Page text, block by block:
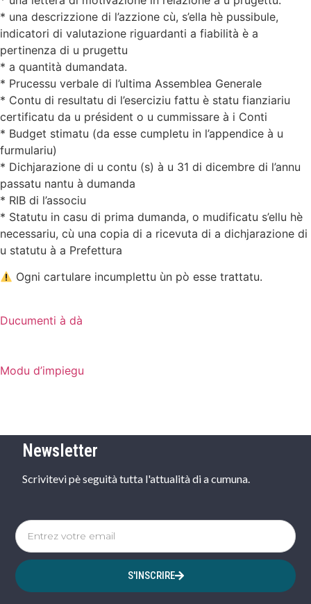
* una descrizzione di l’azzione cù, s’ella hè pussibule,
indicatori di valutazione riguardanti a fiabilità è a
pertinenza di u prugettu
* a quantità dumandata.
* Prucessu verbale di l’ultima Assemblea Generale
* Contu di resultatu di l’eserciziu fattu è statu fianziariu
certificatu da u président o u cummissare à i Conti
* Budget stimatu (da esse cumpletu in l’appendice à u
furmulariu)
* Dichjarazione di u contu (s) à u 31 di dicembre di l’annu
passatu nantu à dumanda
* RIB di l’associu
* Statutu in casu di prima dumanda, o mudificatu s’ellu hè
necessariu, cù una copia di a ricevuta di a dichjarazione di
u statutu à a Prefettura
Ogni cartulare incumplettu ùn pò esse trattatu.
Ducumenti à dà
Modu d’impiegu
Newsletter
Scrivitevi pè seguità tutta l'attualità di a cumuna.
S'INSCRIRE